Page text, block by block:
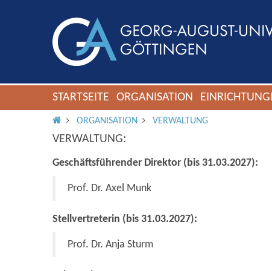
STARTSEITE ORGANISATION
IMS ROOT
ORGANISATION VERWALTUNG
VERWALTUNG:
Geschäftsführender Direktor (bis 31.03.2027):
Prof. Dr. Axel Munk
Stellvertreterin (bis 31.03.2027):
Prof. Dr. Anja Sturm